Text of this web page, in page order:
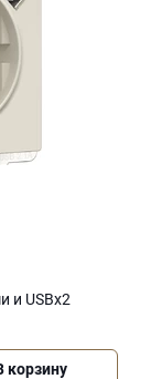
и USBх2
корзину